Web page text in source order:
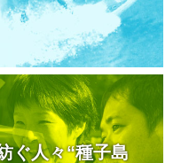
ぐ人々“種子島